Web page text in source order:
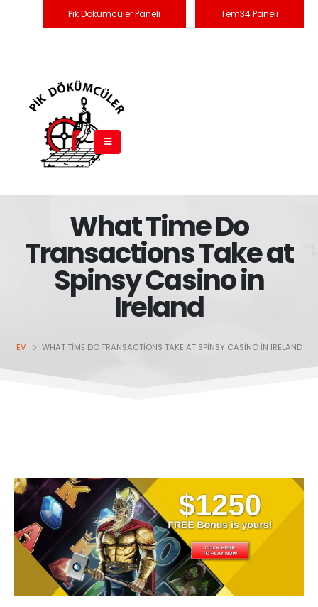
Pik Dökümcüler Paneli Tem34 Paneli
What Time Do
Transactions Take at
Spinsy Casino in
Ireland
EV WHAT TIME DO TRANSACTIONS TAKE AT SPINSY CASINO IN IRELAND